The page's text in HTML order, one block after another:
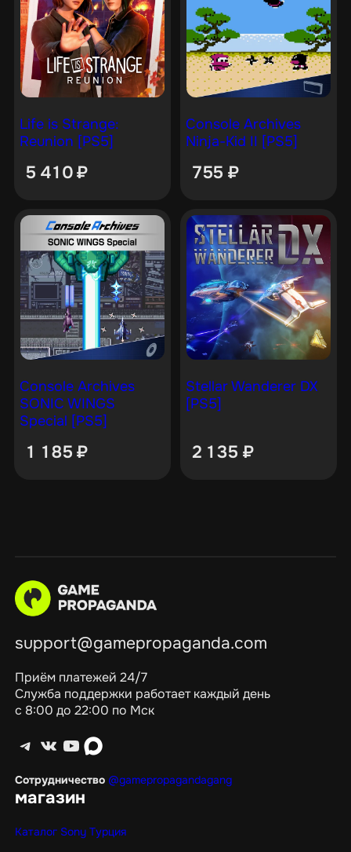
Life is Strange:
Reunion [PS5]
5 410₽
Console Archives
Ninja-Kid II [PS5]
755 ₽
Console Archives
SONIC WINGS
Special [PS5]
1 185 ₽
Stellar Wanderer DX
[PS5]
2 135 ₽
support@gamepropaganda.com
Приём платежей 24/7
Служба поддержки работает каждый день
с 8:00 до 22:00 по Мск
Telegram ВКонтакте YouTube max
Сотрудничество @gamepropagandagang
магазин
Каталог Sony Турция